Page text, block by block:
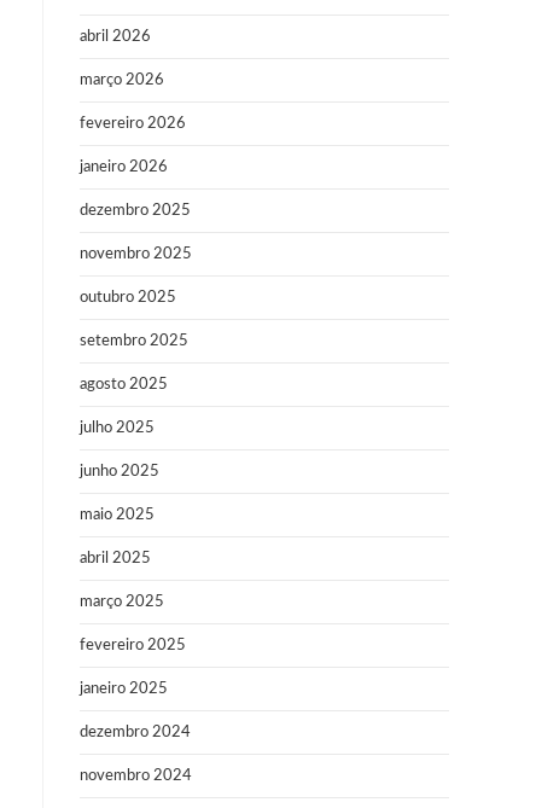
abril 2026
março 2026
fevereiro 2026
janeiro 2026
dezembro 2025
novembro 2025
outubro 2025
setembro 2025
agosto 2025
julho 2025
junho 2025
maio 2025
abril 2025
março 2025
fevereiro 2025
janeiro 2025
dezembro 2024
novembro 2024